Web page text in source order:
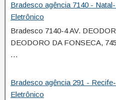
Bradesco agência 7140 -
Eletrônico
Bradesco 7140-4 AV.
DEODORO DA FONSECA,
…
Bradesco agência 291 -
Eletrônico